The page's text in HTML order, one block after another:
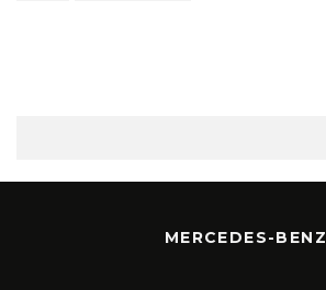
MERCEDES-BENZ